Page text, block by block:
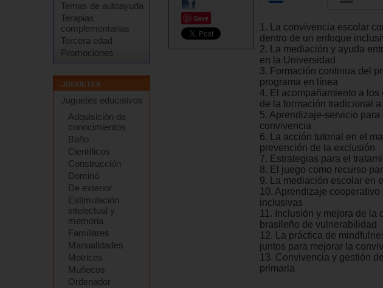
Temas de autoayuda
Terapias
complementarias
Tercera edad
Promociones
Juguetes educativos
Adquisición de
conocimientos
Baño
Científicos
Construcción
Dominó
De exterior
Estimulación
intelectual y
memoria
Familiares
Manualidades
Motrices
Muñecos
Ordenador
Save
1. La convivencia escolar
dentro de un enfoque
2. La mediación y ayuda
en la Universidad
3. Formación continua del
programa en línea
4. El acompañamiento a
de la formación tradicional
5. Aprendizaje-servicio
convivencia
6. La acción tutorial en el
prevención de la exclusión
7. Estrategias para el
8. El juego como recurso
9. La mediación escolar en
10. Aprendizaje
inclusivas
11. Inclusión y mejora de la
brasileño de vulnerabilidad
12. La práctica de
juntos para mejorar la
13. Convivencia y gestión
primaria